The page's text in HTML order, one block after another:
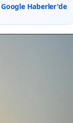
Haberler'de